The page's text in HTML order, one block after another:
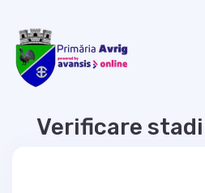
Verificare